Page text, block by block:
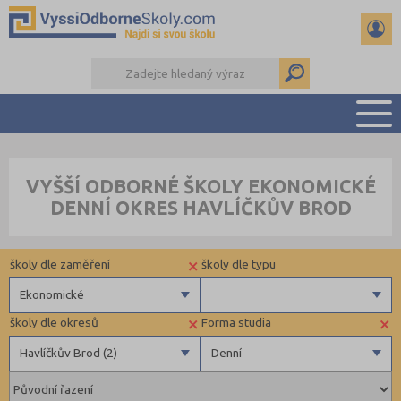
PŘÍPRAVA NA PŘIJÍMAČKY
KALENDÁŘ AKCÍ
DALŠÍ DRUHY ŠKOL
VYŠŠÍ ODBORNÉ ŠKOLY EKONOMICKÉ
DENNÍ OKRES HAVLÍČKŮV BROD
×
Denní
Forma studia
×
Havlíčkův Brod (2)
školy dle okresů
Blansko (1)
školy dle typu
Veřejné
×
Ekonomické
školy dle zaměření
Zdravotnické
Ekonomické
Pedagogické